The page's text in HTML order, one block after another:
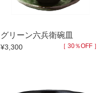
グリーン六兵衛碗皿
¥3,300 ［ 30％OFF ］